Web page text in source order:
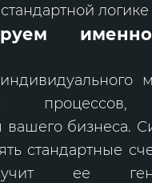
вашего бизнеса.
стандартные
ее